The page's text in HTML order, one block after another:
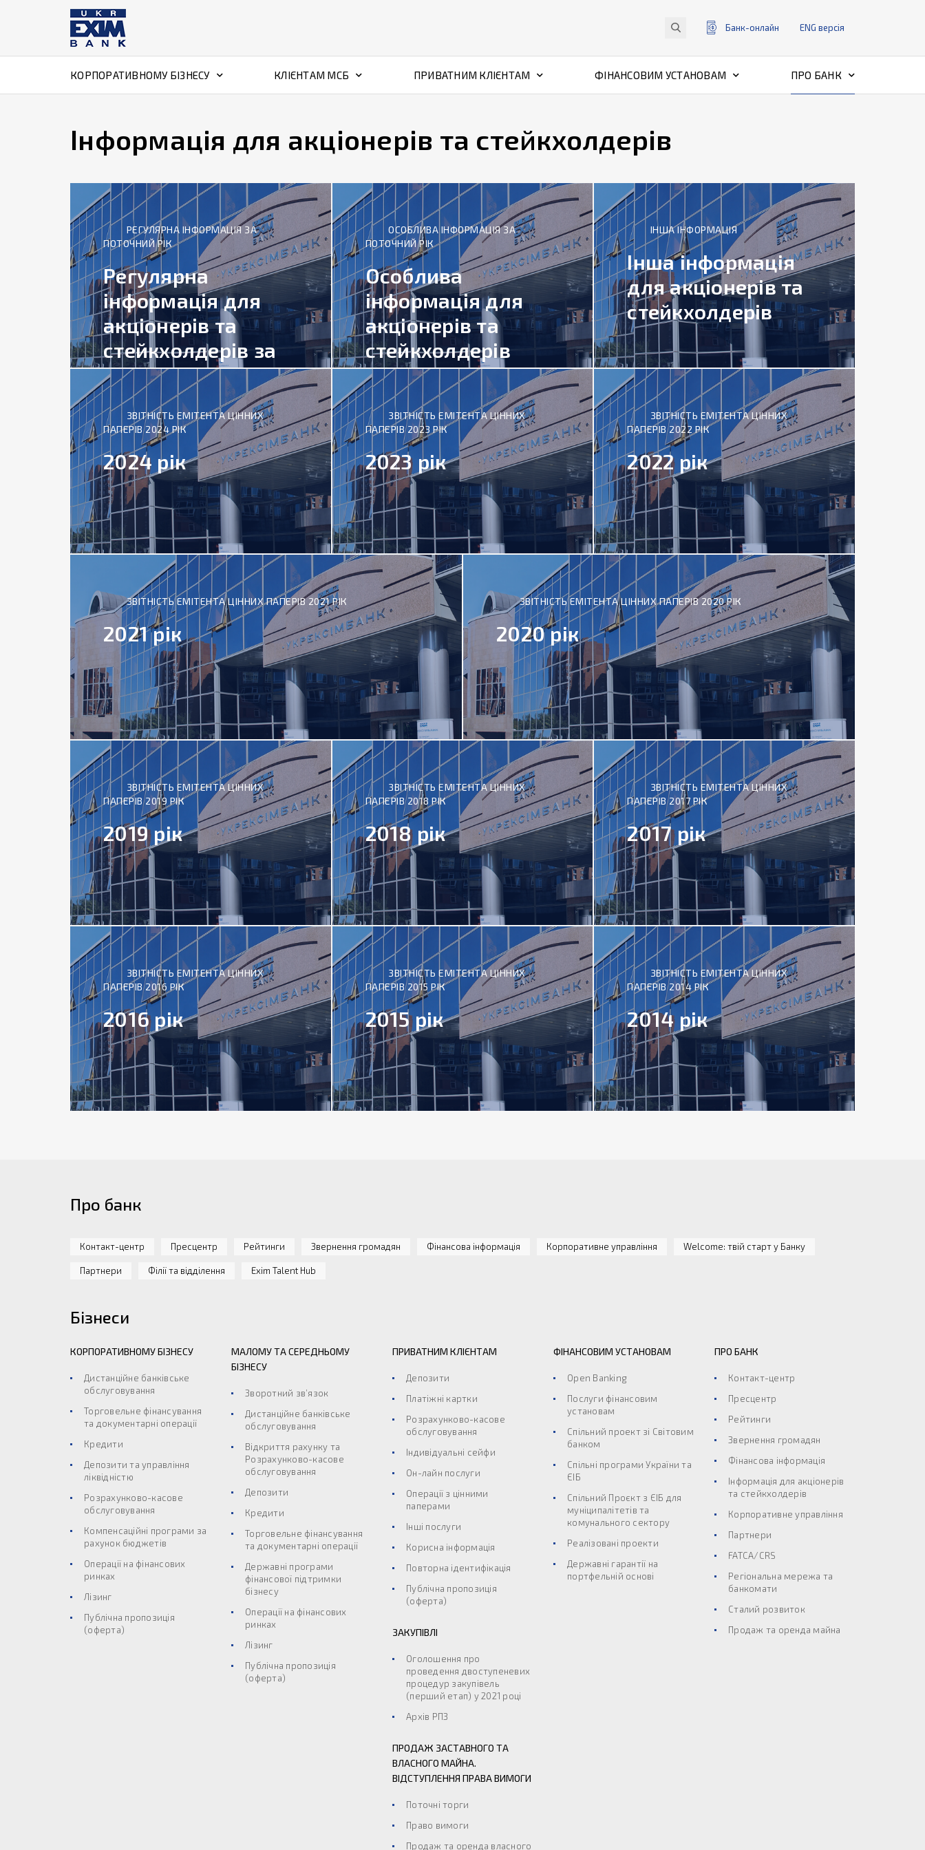
Банк-онлайн ENG версiя
КОРПОРАТИВНОМУ БІЗНЕСУ КЛІЄНТАМ МСБ ПРИВАТНИМ КЛІЄНТАМ ФІНАНСОВИМ УСТАНОВАМ ПРО БАНК
Інформація для акціонерів та стейкхолдерів
РЕГУЛЯРНА ІНФОРМАЦІЯ ЗА
ПОТОЧНИЙ РІК
Регулярна
інформація для
акціонерів та
стейкхолдерів за
2026 рік
ОСОБЛИВА ІНФОРМАЦІЯ ЗА
ПОТОЧНИЙ РІК
Особлива
інформація для
акціонерів та
стейкхолдерів
ІНША ІНФОРМАЦІЯ
Інша інформація
для акціонерів та
стейкхолдерів
ЗВІТНІСТЬ ЕМІТЕНТА ЦІННИХ
ПАПЕРІВ 2024 РІК
2024 рік
ЗВІТНІСТЬ ЕМІТЕНТА ЦІННИХ
ПАПЕРІВ 2023 РІК
2023 рік
ЗВІТНІСТЬ ЕМІТЕНТА ЦІННИХ
ПАПЕРІВ 2022 РІК
2022 рік
ЗВІТНІСТЬ ЕМІТЕНТА ЦІННИХ ПАПЕРІВ 2021 РІК
2021 рік
ЗВІТНІСТЬ ЕМІТЕНТА ЦІННИХ ПАПЕРІВ 2020 РІК
2020 рік
ЗВІТНІСТЬ ЕМІТЕНТА ЦІННИХ
ПАПЕРІВ 2019 РІК
2019 рік
ЗВІТНІСТЬ ЕМІТЕНТА ЦІННИХ
ПАПЕРІВ 2018 РІК
2018 рік
ЗВІТНІСТЬ ЕМІТЕНТА ЦІННИХ
ПАПЕРІВ 2017 РІК
2017 рік
ЗВІТНІСТЬ ЕМІТЕНТА ЦІННИХ
ПАПЕРІВ 2016 РІК
2016 рік
ЗВІТНІСТЬ ЕМІТЕНТА ЦІННИХ
ПАПЕРІВ 2015 РІК
2015 рік
ЗВІТНІСТЬ ЕМІТЕНТА ЦІННИХ
ПАПЕРІВ 2014 РІК
2014 рік
Про банк
Контакт-центр Пресцентр Рейтинги Звернення громадян Фінансова інформація Корпоративне управління Welcome: твій старт у Банку
Партнери Філії та відділення Exim Talent Hub
Бізнеси
КОРПОРАТИВНОМУ БІЗНЕСУ
Дистанційне банківське
обслуговування
Торговельне фінансування
та документарні операції
Кредити
Депозити та управління
ліквідністю
Розрахунково-касове
обслуговування
Компенсаційні програми за
рахунок бюджетів
Операції на фінансових
ринках
Лізинг
Публічна пропозиція
(оферта)
МАЛОМУ ТА СЕРЕДНЬОМУ
БІЗНЕСУ
Зворотний зв’язок
Дистанційне банківське
обслуговування
Відкриття рахунку та
Розрахунково-касове
обслуговування
Депозити
Кредити
Торговельне фінансування
та документарні операції
Державні програми
фінансової підтримки
бізнесу
Операції на фінансових
ринках
Лізинг
Публічна пропозиція
(оферта)
ПРИВАТНИМ КЛІЄНТАМ
Депозити
Платіжні картки
Розрахунково-касове
обслуговування
Індивідуальні сейфи
Он-лайн послуги
Операції з цінними
паперами
Інші послуги
Корисна інформація
Повторна ідентифікація
Публічна пропозиція
(оферта)
ЗАКУПІВЛІ
Оголошення про
проведення двоступеневих
процедур закупівель
(перший етап) у 2021 році
Архів РПЗ
ПРОДАЖ ЗАСТАВНОГО ТА
ВЛАСНОГО МАЙНА.
ВІДСТУПЛЕННЯ ПРАВА ВИМОГИ
Поточні торги
Право вимоги
Продаж та оренда власного
ФІНАНСОВИМ УСТАНОВАМ
Open Banking
Послуги фінансовим
установам
Спільний проект зі Світовим
банком
Спільні програми України та
ЄІБ
Спільний Проєкт з ЄІБ для
муніципалітетів та
комунального сектору
Реалізовані проекти
Державні гарантії на
портфельній основі
ПРО БАНК
Контакт-центр
Пресцентр
Рейтинги
Звернення громадян
Фінансова інформація
Інформація для акціонерів
та стейкхолдерів
Корпоративне управління
Партнери
FATCA/CRS
Регіональна мережа та
банкомати
Сталий розвиток
Продаж та оренда майна